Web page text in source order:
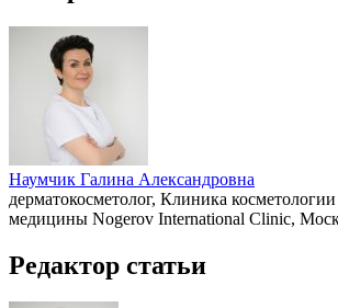
Наумчик Галина Александровна
дерматокосметолог, Клиника
медицины Nogerov International Clinic,
Редактор статьи